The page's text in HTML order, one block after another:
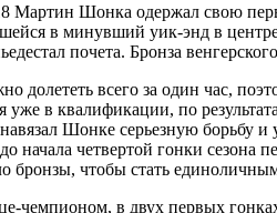
Мартин Шонка одержал свою
в минувший уик-энд в
почета. Бронза
всего за один час,
в квалификации, по
Шонке серьезную борьбу и
четвертой гонки
бронзы, чтобы стать
в двух первых